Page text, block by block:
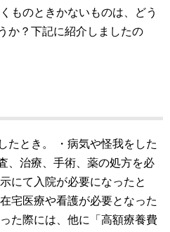
ものときかないものは、どう
か？下記に紹介しましたの
たとき。
・病気や怪我をした
、治療、手術、薬の処方を必
にて入院が必要になったと
宅医療や看護が必要となった
た際には、他に「高額療養費